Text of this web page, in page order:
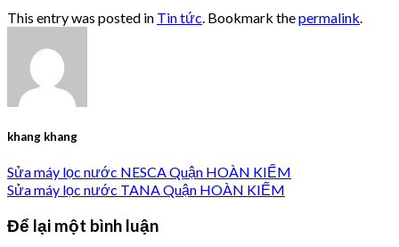
This entry was posted in Tin tức . Bookmark thepermalink
khang khang
Sửa máy lọc nước NESCA Quận HOÀN KIẾM
Sửa máy lọc nước TANA Quận HOÀN KIẾM
Để lại một bình luận